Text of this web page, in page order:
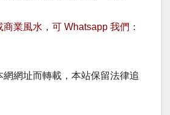
業風水，可 Whatsapp 我們：
網網址而轉載，本站保留法律追